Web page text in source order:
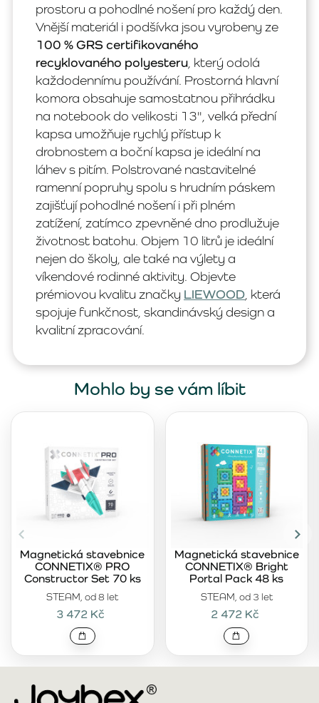
prostoru a pohodlné nošení pro každý den.
Vnější materiál i podšívka jsou vyrobeny ze
100 % GRS certifikovaného
recyklovaného polyesteru , který odolá
každodennímu používání. Prostorná hlavní
komora obsahuje samostatnou přihrádku
na notebook do velikosti 13", velká přední
kapsa umožňuje rychlý přístup k
drobnostem a boční kapsa je ideální na
láhev s pitím. Polstrované nastavitelné
ramenní popruhy spolu s hrudním páskem
zajišťují pohodlné nošení i při plném
zatížení, zatímco zpevněné dno prodlužuje
životnost batohu. Objem 10 litrů je ideální
nejen do školy, ale také na výlety a
víkendové rodinné aktivity. Objevte
prémiovou kvalitu značky LIEWOOD , která
spojuje funkčnost, skandinávský design a
kvalitní zpracování.
Mohlo by se vám líbit
STEAM, od 8 let
Magnetická stavebnice
CONNETIX® PRO
Constructor Set 70 ks
3 472 Kč
STEAM, od 3 let
Magnetická stavebnice
CONNETIX® Bright
Portal Pack 48 ks
2 472 Kč